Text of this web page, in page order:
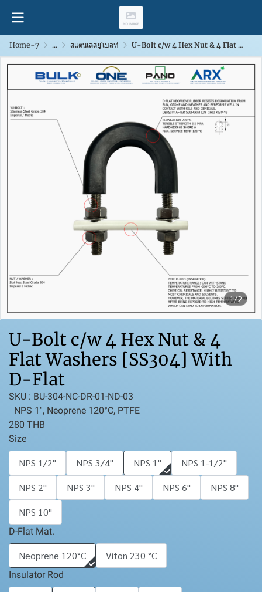
Home-7 ... สแตนเลสยูโบลท์ U-Bolt c/w 4 Hex Nut & 4 Flat Washers [SS304] With D-Flat
1/2
U-Bolt c/w 4 Hex Nut & 4
Flat Washers [SS304] With
D-Flat
SKU : BU-304-NC-DR-01-ND-03
NPS 1'', Neoprene 120°C, PTFE
280 THB
Size
NPS 1/2'' NPS 3/4'' NPS 1''
NPS 1-1/2''
NPS 2''
NPS 3'' NPS 4'' NPS 6''
NPS 8''
NPS 10''
D-Flat Mat.
Neoprene 120°C Viton 230 °C
Insulator Rod